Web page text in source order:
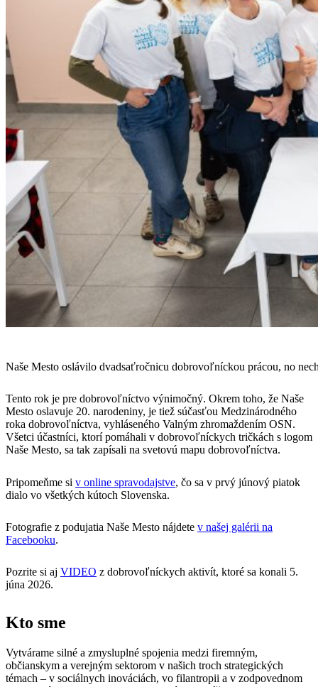
Naše Mesto oslávilo dvadsaťročnicu dobrovoľníckou prácou, no
Tento rok je pre dobrovoľníctvo výnimočný. Okrem toho, že Naše
Mesto oslavuje 20. narodeniny, je tiež súčasťou Medzinárodného
roka dobrovoľníctva, vyhláseného Valným zhromaždením OSN.
Všetci účastníci, ktorí pomáhali v dobrovoľníckych tričkách s logom
Naše Mesto, sa tak zapísali na svetovú mapu dobrovoľníctva.
Pripomeňme si v online spravodajstve, čo sa v prvý júnový piatok
dialo vo všetkých kútoch Slovenska.
Fotografie z podujatia Naše Mesto nájdete v našej galérii na
Facebooku.
Pozrite si aj VIDEO z dobrovoľníckych aktivít, ktoré sa konali 5.
júna 2026.
Kto sme
Vytvárame silné a zmysluplné spojenia medzi firemným,
občianskym a verejným sektorom v našich troch strategických
témach – v sociálnych inováciách, vo filantropii a v zodpovednom